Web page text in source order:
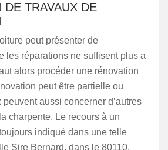
DE TRAVAUX DE
peut présenter de
les réparations ne suffisent plus a
alors procéder une rénovation
peut être partielle ou
aussi concerner d’autres
charpente. Le recours à un
indiqué dans une telle
Sire Bernard, dans le 80110,